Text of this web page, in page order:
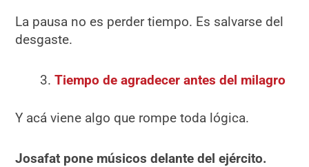
La pausa no es perder tiempo. Es salvarse del
desgaste.
Tiempo de agradecer antes del milagro
Y acá viene algo que rompe toda lógica.
Josafat pone músicos delante del ejército.